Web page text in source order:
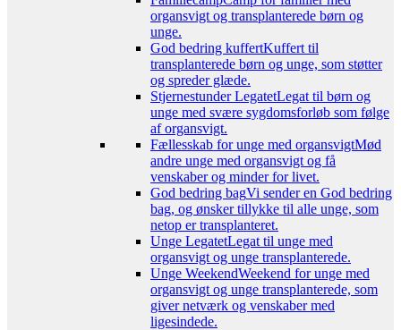
organsvigt og transplanterede børn og
unge.
God bedring kuffertKuffert til
transplanterede børn og unge, som støtter
og spreder glæde.
Stjernestunder LegatetLegat til børn og
unge med svære sygdomsforløb som følge
af organsvigt.
Fællesskab for unge med organsvigtMød
andre unge med organsvigt og få
venskaber og minder for livet.
God bedring bagVi sender en God bedring
bag, og ønsker tillykke til alle unge, som
netop er transplanteret.
Unge LegatetLegat til unge med
organsvigt og unge transplanterede.
Unge WeekendWeekend for unge med
organsvigt og unge transplanterede, som
giver netværk og venskaber med
ligesindede.